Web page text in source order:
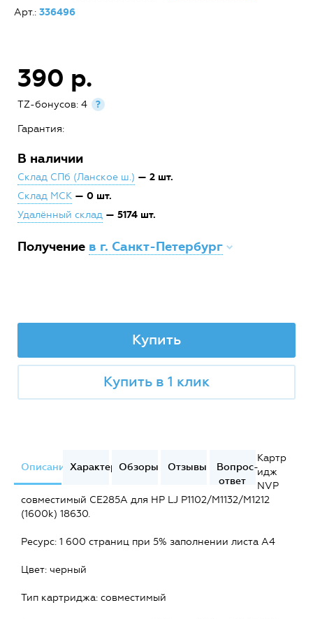
Арт.: 336496
390 р.
TZ-бонусов: 4 ?
Гарантия:
В наличии
Склад СПб (Ланское ш.) — 2 шт.
Склад МСК — 0 шт.
Удалённый склад — 5174 шт.
Получение в г. Санкт-Петербург
Купить
Купить в 1 клик
ОписаниеХарактеристики
Обзоры Отзывы
Вопрос-
ответ
Картр
идж
NVP
совместимый CE285A для HP LJ P1102/M1132/M1212
(1600k) 18630.
Ресурс: 1 600 страниц при 5% заполнении листа А4
Цвет: черный
Тип картриджа: совместимый